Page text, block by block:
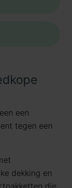
een
tegen een
dekking en
die